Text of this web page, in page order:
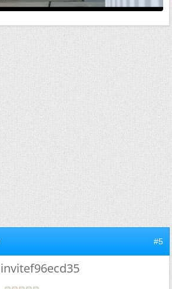
#5
invitef96ecd35